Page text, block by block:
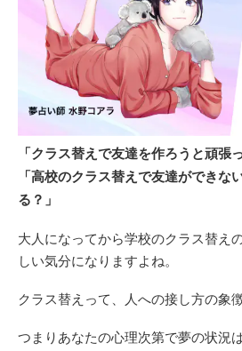
「クラス替えで友達を作ろうと頑張
「高校のクラス替えで友達ができな
る？」
大人になってから学校のクラス替え
しい気分になりますよね。
クラス替えって、人への接し方の象徴
つまりあなたの心理次第で夢の状況